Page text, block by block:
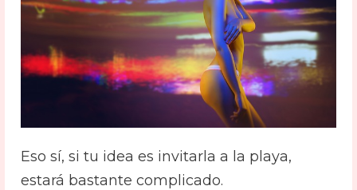
Eso sí, si tu idea es invitarla a la playa,
estará bastante complicado.